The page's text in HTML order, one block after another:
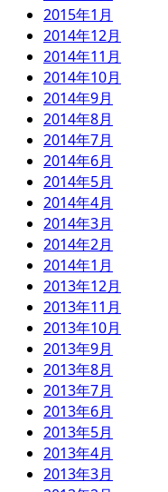
2015年1月
2014年12月
2014年11月
2014年10月
2014年9月
2014年8月
2014年7月
2014年6月
2014年5月
2014年4月
2014年3月
2014年2月
2014年1月
2013年12月
2013年11月
2013年10月
2013年9月
2013年8月
2013年7月
2013年6月
2013年5月
2013年4月
2013年3月